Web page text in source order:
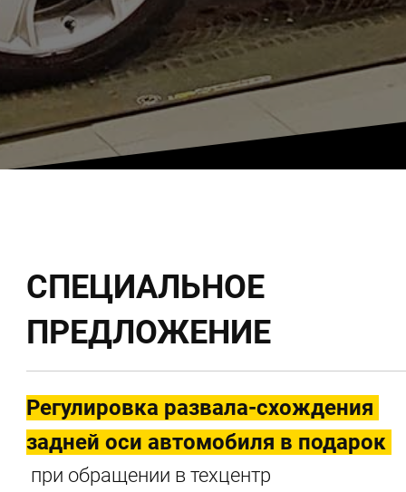
СПЕЦИАЛЬНОЕ
ПРЕДЛОЖЕНИЕ
Регулировка развала-схождения
задней оси автомобиля в подарок
при обращении в техцентр